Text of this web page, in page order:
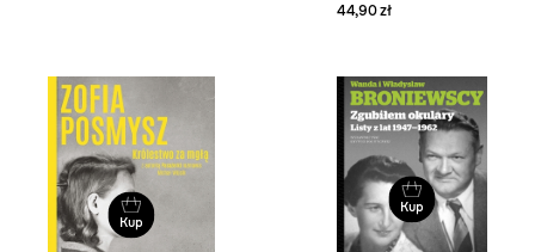
44,90 zł
Kup
Kup